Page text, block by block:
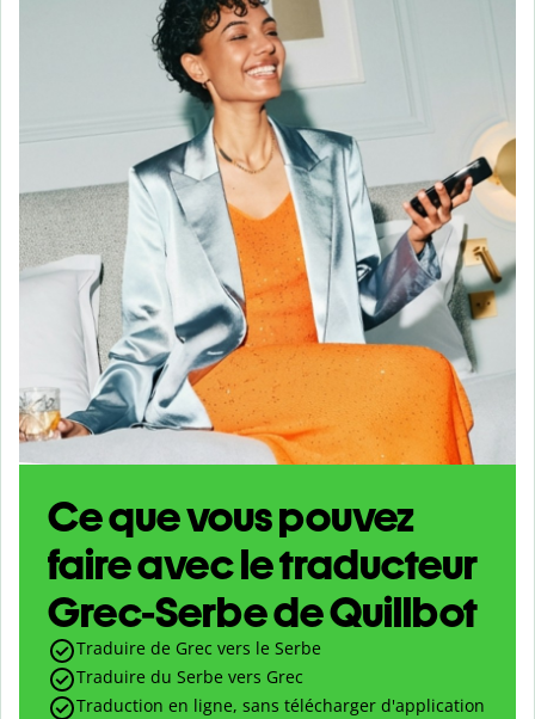
Ce que vous pouvez
faire avec le traducteur
Grec-Serbe de Quillbot
Traduire de Grec vers le Serbe
Traduire du Serbe vers Grec
Traduction en ligne, sans télécharger d'application